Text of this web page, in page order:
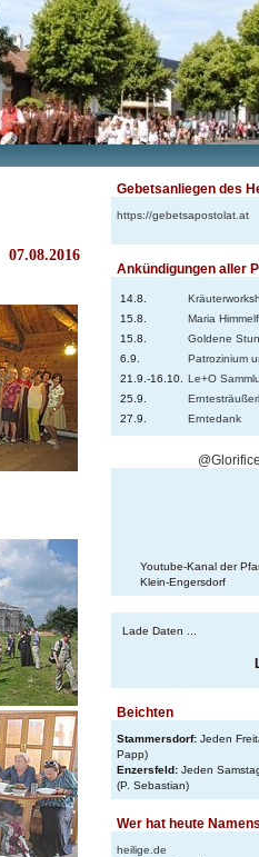
07.08.2016
Gebetsanliegen des
https://gebetsapostolat.at
Ankündigungen aller
14.8.
15.8.
Maria
15.8.
Goldene
6.9.
Patrozinium
21.9.-16.10.
Le+O
25.9.
27.9.
Erntedank
Youtube-Kanal der
Klein-Engersdorf
Lade Daten ...
Beichten
Stammersdorf: Jeden
Papp)
Enzersfeld: Jeden
(P. Sebastian)
Wer hat heute
heilige.de